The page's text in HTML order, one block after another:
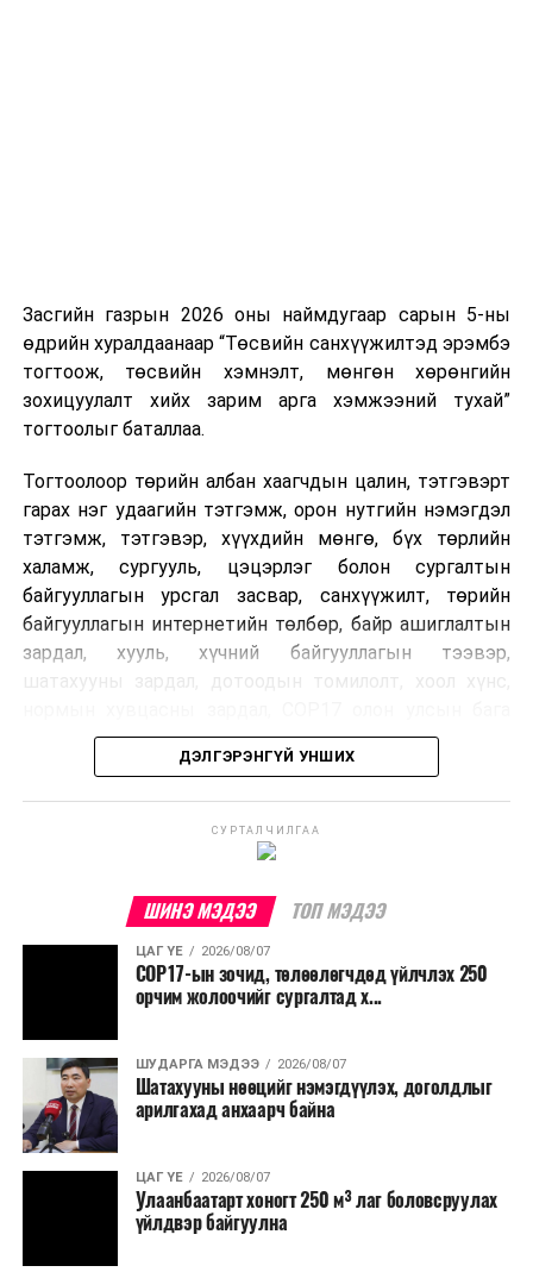
Шинэ хууль Францын зах зээлд үйлчилдэг гадаадын
дуудлагын төвүүдэд нөлөөлөхөөр байна. Тухайлбал,
Мароккогийн дуудлагын төвүүдийн орлогын 80 гаруй
хувь Францын зах зээлээс бүрддэг бөгөөд тус улсын
40–50 мянган ажлын байр эрсдэлд орж болзошгүйг
Засгийн газрын 2026 оны наймдугаар сарын 5-ны
өдрийн хуралдаанаар “Төсвийн санхүүжилтэд эрэмбэ
тогтоож, төсвийн хэмнэлт, мөнгөн хөрөнгийн
зохицуулалт хийх зарим арга хэмжээний тухай”
тогтоолыг баталлаа.
Тогтоолоор төрийн албан хаагчдын цалин, тэтгэвэрт
гарах нэг удаагийн тэтгэмж, орон нутгийн нэмэгдэл
тэтгэмж, тэтгэвэр, хүүхдийн мөнгө, бүх төрлийн
халамж, сургууль, цэцэрлэг болон сургалтын
байгууллагын урсгал засвар, санхүүжилт, төрийн
байгууллагын интернетийн төлбөр, байр ашиглалтын
зардал, хууль, хүчний байгууллагын тээвэр,
хурлын зардал, Засгийн газрын өр, орон нутгийн нөөц
хөрөнгийн санхүүжилтийг хэвийн үргэлжлүүлэхээр
шийдвэрлэжээ.
Харин дараах зардлыг хязгаарлахаар болсон байна.
Олон улсын болон Засгийн газрын
шийдвэртэйгээс бусад хурал, зөвлөгөөн, ой,
тэмдэглэлт өдөр, найр наадам, соёлын арга
Урьдчилан төлөвлөсөн төрийн өндөр албан
тушаалтны томилолтоос бусад гадаад
томилолт, гадаадын зочин хүлээн авах зардал;
Зайлшгүй шаардлагагүй тоног төхөөрөмж,
тавилга, автомашин худалдан авах;
Батлан хамгаалах, хууль зүйн салбараас бусад
ДЭЛГЭРЭНГҮЙ УНШИХ
СУРТАЛЧИЛГАА
ШИНЭ МЭДЭЭ ТОП МЭДЭЭ
ЦАГ ҮЕ 2026/08/07
COP17-ын зочид, төлөөлөгчдөд үйлчлэх 250
орчим жолоочийг сургалтад х...
ШУДАРГА МЭДЭЭ 2026/08/07
Шатахууны нөөцийг нэмэгдүүлэх, доголдлыг
арилгахад анхаарч байна
ЦАГ ҮЕ 2026/08/07
Улаанбаатарт хоногт 250 м³ лаг боловсруулах
үйлдвэр байгуулна